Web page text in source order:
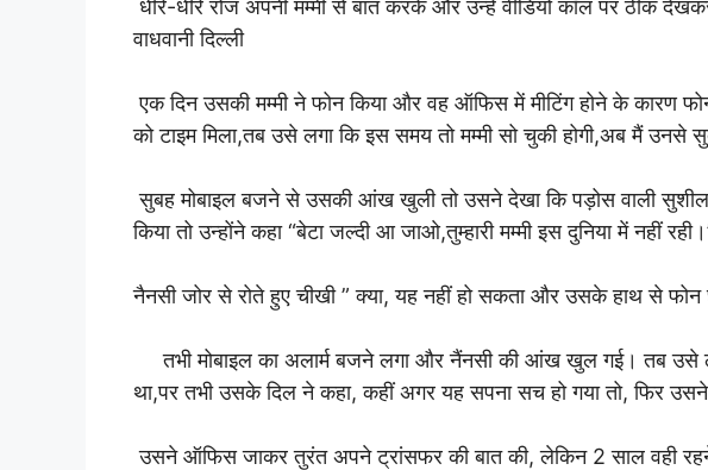
धीरे-धीरे रोज अपनी मम्मी से बात करके और उन्हें वीडियो कॉल पर ठीक
वाधवानी दिल्ली
एक दिन उसकी मम्मी ने फोन किया और वह ऑफिस में मीटिंग होने के कारण
को टाइम मिला,तब उसे लगा कि इस समय तो मम्मी सो चुकी होगी,अब मैं उनसे
सुबह मोबाइल बजने से उसकी आंख खुली तो उसने देखा कि पड़ोस वाली
किया तो उन्होंने कहा “बेटा जल्दी आ जाओ,तुम्हारी मम्मी इस दुनिया में नहीं
नैनसी जोर से रोते हुए चीखी ” क्या, यह नहीं हो सकता और उसके हाथ से फोन
तभी मोबाइल का अलार्म बजने लगा और नैंनसी की आंख खुल गई। तब उसे
था,पर तभी उसके दिल ने कहा, कहीं अगर यह सपना सच हो गया तो, फिर
उसने ऑफिस जाकर तुरंत अपने ट्रांसफर की बात की, लेकिन 2 साल वही